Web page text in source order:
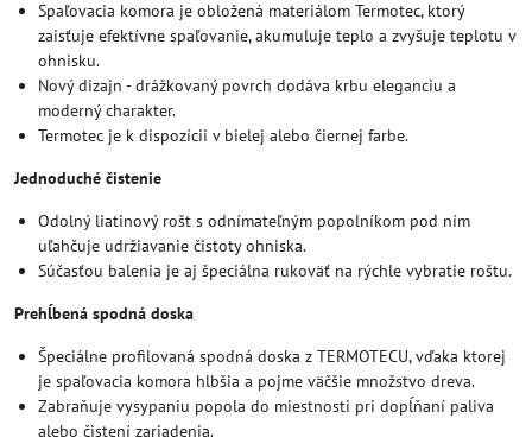
Spaľovacia komora je obložená materiálom Termotec, ktorý
zaisťuje efektívne spaľovanie, akumuluje teplo a zvyšuje teplotu v
ohnisku.
Nový dizajn - drážkovaný povrch dodáva krbu eleganciu a
moderný charakter.
Termotec je k dispozícii v bielej alebo čiernej farbe.
Jednoduché čistenie
Odolný liatinový rošt s odnímateľným popolníkom pod ním
uľahčuje udržiavanie čistoty ohniska.
Súčasťou balenia je aj špeciálna rukoväť na rýchle vybratie roštu.
Prehĺbená spodná doska
Špeciálne profilovaná spodná doska z TERMOTECU, vďaka ktorej
je spaľovacia komora hlbšia a pojme väčšie množstvo dreva.
Zabraňuje vysypaniu popola do miestnosti pri dopĺňaní paliva
alebo čistení zariadenia.